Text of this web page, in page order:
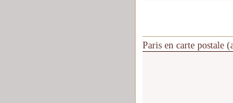
Paris en carte postale